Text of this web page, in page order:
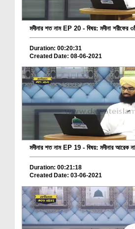
মদীনার শত নাম EP 20 - বিষয়: মদীনা শরীফের
Duration: 00:20:31
Created Date: 08-06-2021
মদীনার শত নাম EP 19 - বিষয়: মদীনার
Duration: 00:21:18
Created Date: 03-06-2021